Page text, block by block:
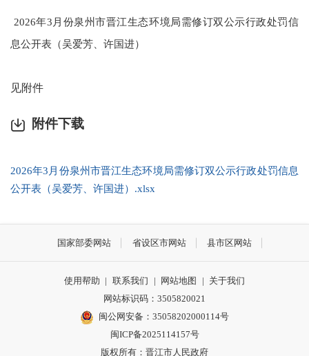
2026年3月份泉州市晋江生态环境局需修订双公示行政处罚信
息公开表（吴爱芳、许国进）
见附件
附件下载
2026年3月份泉州市晋江生态环境局需修订双公示行政处罚信息
公开表（吴爱芳、许国进）.xlsx
国家部委网站 省设区市网站 县市区网站
使用帮助 | 联系我们 | 网站地图 | 关于我们
网站标识码：3505820021
闽公网安备：35058202000114号
闽ICP备2025114157号
版权所有：晋江市人民政府